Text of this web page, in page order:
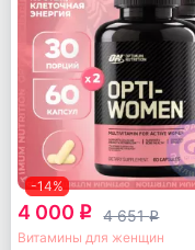
-14%
4 000 q 4 651q
Витамины для женщин